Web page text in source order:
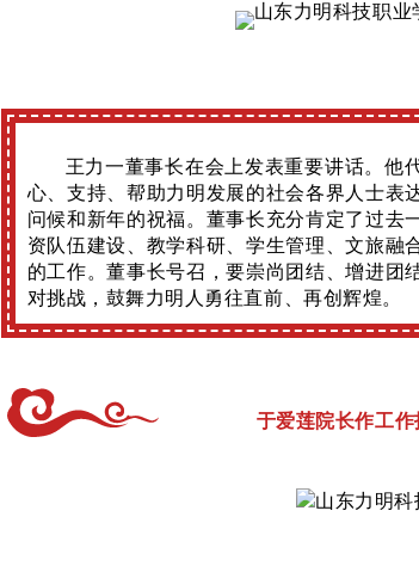
王力一董事长在会上发表重要讲话。他
心、支持、帮助力明发展的社会各界人士表
问候和新年的祝福。董事长充分肯定了过去
资队伍建设、教学科研、学生管理、文旅融
的工作。董事长号召，要崇尚团结、增进团
对挑战，鼓舞力明人勇往直前、再创辉煌。
于爱莲院长作工作